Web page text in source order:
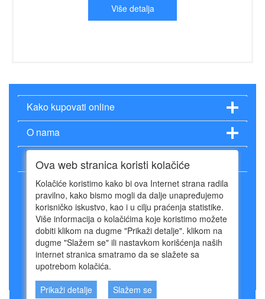
Više detalja
Kako kupovati online
O nama
011 402 96 54
064 640 97 95
info@suncandan.rs
Radno vreme:
© Sunčan dan 2024. Powered by Mala SRB Prodavnica doo, ESIR 618/1.0.1
Ova web stranica koristi kolačiće
Kolačiće koristimo kako bi ova Internet strana radila
pravilno, kako bismo mogli da dalje unapređujemo
korisničko iskustvo, kao i u cilju praćenja statistike.
Više informacija o kolačićima koje koristimo možete
dobiti klikom na dugme "Prikaži detalje". klikom na
dugme "Slažem se" ili nastavkom korišćenja naših
internet stranica smatramo da se slažete sa
upotrebom kolačića.
Prikaži detalje
Slažem se